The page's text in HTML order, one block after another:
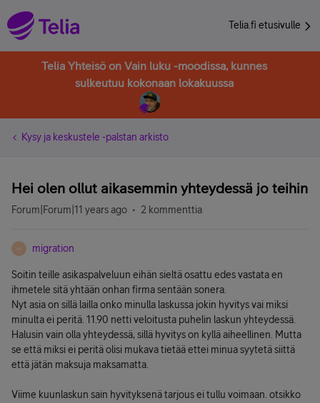
Telia.fi etusivulle
Telia Yhteisö on Vain luku -moodissa, kunnes
sulkeutuu kokonaan lokakuussa
Kysy ja keskustele -palstan arkisto
Hei olen ollut aikasemmin yhteydessä jo teihin
Forum|Forum|11 years ago 2 kommenttia
M migration
Soitin teille asikaspalveluun eihän sieltä osattu edes vastata en
ihmetele sitä yhtään onhan firma sentään sonera.
Nyt asia on sillä lailla onko minulla laskussa jokin hyvitys vai miksi
minulta ei peritä. 11.90 netti veloitusta puhelin laskun yhteydessä.
Halusin vain olla yhteydessä, sillä hyvitys on kyllä aiheellinen. Mutta
se että miksi ei peritä olisi mukava tietää ettei minua syytetä siittä
että jätän maksuja maksamatta.
Viime kuunlaskun sain hyvityksenä tarjous ei tullu voimaan. otsikko